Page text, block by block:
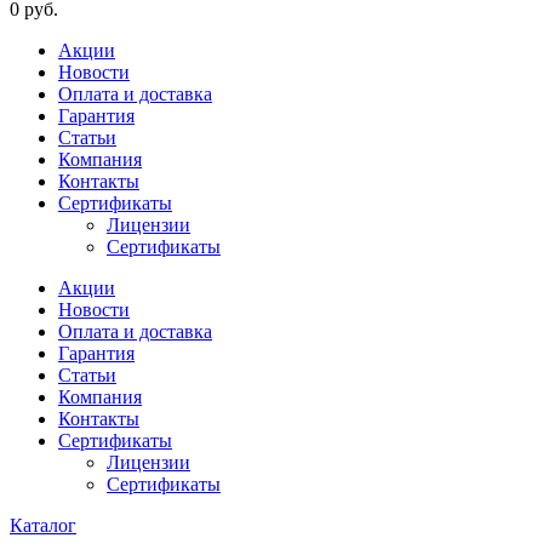
0 руб.
Акции
Новости
Оплата и доставка
Гарантия
Статьи
Компания
Контакты
Сертификаты
Лицензии
Сертификаты
Акции
Новости
Оплата и доставка
Гарантия
Статьи
Компания
Контакты
Сертификаты
Лицензии
Сертификаты
Каталог